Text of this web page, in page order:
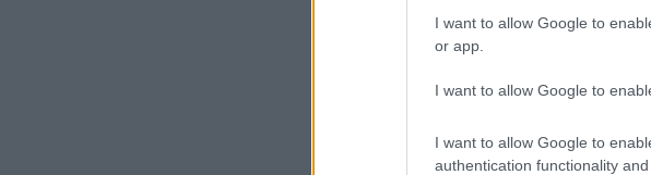
I want to allow Google to
or app.
I want to allow Google to
I want to allow Google to
authentication functionality